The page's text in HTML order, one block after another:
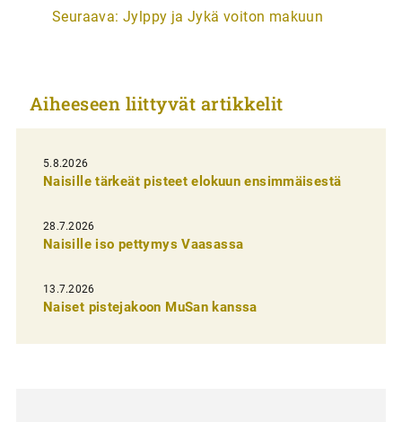
t
k
e
l
i
e
n
e
Seuraava: Jylppy ja Jykä voiton makuun
Aiheeseen liittyvät artikkelit
5.8.2026
Naisille tärkeät pisteet elokuun ensimmäisestä
28.7.2026
Naisille iso pettymys Vaasassa
13.7.2026
Naiset pistejakoon MuSan kanssa